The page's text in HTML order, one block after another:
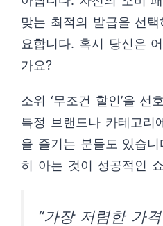
맞는 최적의 발급을 선
요합니다. 혹시 당신은
가요?
소위 ‘무조건 할인’을 선
특정 브랜드나 카테고리
을 즐기는 분들도 있습
히 아는 것이 성공적인
“가장 저렴한 가